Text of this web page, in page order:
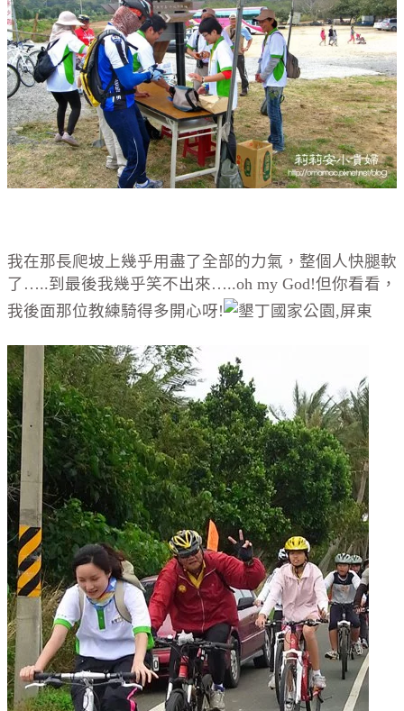
我在那長爬坡上幾乎用盡了全部的力氣，整個人快腿軟
了…..到最後我幾乎笑不出來…..oh my God!但你看看，
我後面那位教練騎得多開心呀!